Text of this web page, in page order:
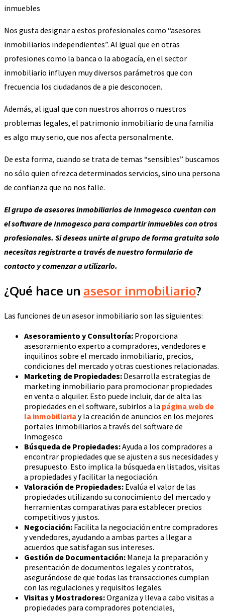
inmuebles
Nos gusta designar a estos profesionales como “asesores
inmobiliarios independientes”. Al igual que en otras
profesiones como la banca o la abogacía, en el sector
inmobiliario influyen muy diversos parámetros que con
frecuencia los ciudadanos de a pie desconocen.
Además, al igual que con nuestros ahorros o nuestros
problemas legales, el patrimonio inmobiliario de una familia
es algo muy serio, que nos afecta personalmente.
De esta forma, cuando se trata de temas “sensibles” buscamos
no sólo quien ofrezca determinados servicios, sino una persona
de confianza que no nos falle.
El grupo de asesores inmobiliarios de Inmogesco cuentan con
el software de Inmogesco para compartir inmuebles con otros
profesionales. Si deseas unirte al grupo de forma gratuita solo
necesitas registrarte a través de nuestro formulario de
contacto y comenzar a utilizarlo.
¿Qué hace un asesor inmobiliario?
Las funciones de un asesor inmobiliario son las siguientes:
Asesoramiento y Consultoría: Proporciona
asesoramiento experto a compradores, vendedores e
inquilinos sobre el mercado inmobiliario, precios,
condiciones del mercado y otras cuestiones relacionadas.
Marketing de Propiedades: Desarrolla estrategias de
marketing inmobiliario para promocionar propiedades
en venta o alquiler. Esto puede incluir, dar de alta las
propiedades en el software, subirlos a la página web de
la inmobiliaria y la creación de anuncios en los mejores
portales inmobiliarios a través del software de
Inmogesco
Búsqueda de Propiedades:Ayuda a los compradores a
encontrar propiedades que se ajusten a sus necesidades y
presupuesto. Esto implica la búsqueda en listados, visitas
a propiedades y facilitar la negociación.
Valoración de Propiedades: Evalúa el valor de las
propiedades utilizando su conocimiento del mercado y
herramientas comparativas para establecer precios
competitivos y justos.
Negociación: Facilita la negociación entre compradores
y vendedores, ayudando a ambas partes a llegar a
acuerdos que satisfagan sus intereses.
Gestión de Documentación: Maneja la preparación y
presentación de documentos legales y contratos,
asegurándose de que todas las transacciones cumplan
con las regulaciones y requisitos legales.
Visitas y Mostradores:Organiza y lleva a cabo visitas a
propiedades para compradores potenciales,